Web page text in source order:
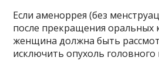
Если аменоррея (без
после прекращения оральных
женщина должна быть
исключить опухоль головного